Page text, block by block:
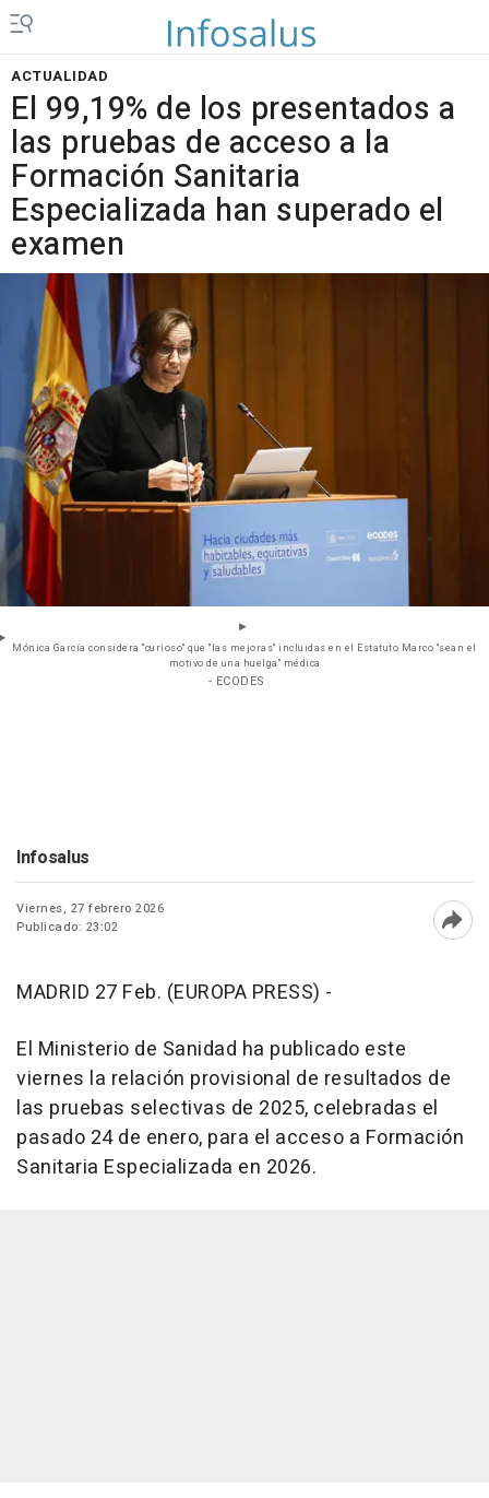
ACTUALIDAD
El 99,19% de los presentados a
las pruebas de acceso a la
Formación Sanitaria
Especializada han superado el
examen
Mónica García considera "curioso" que "las mejoras" incluidas en el Estatuto Marco "sean el
motivo de una huelga" médica
- ECODES
Infosalus
Viernes, 27 febrero 2026
Publicado: 23:02
MADRID 27 Feb. (EUROPA PRESS) -
El Ministerio de Sanidad ha publicado este
viernes la relación provisional de resultados de
las pruebas selectivas de 2025, celebradas el
pasado 24 de enero, para el acceso a Formación
Sanitaria Especializada en 2026.